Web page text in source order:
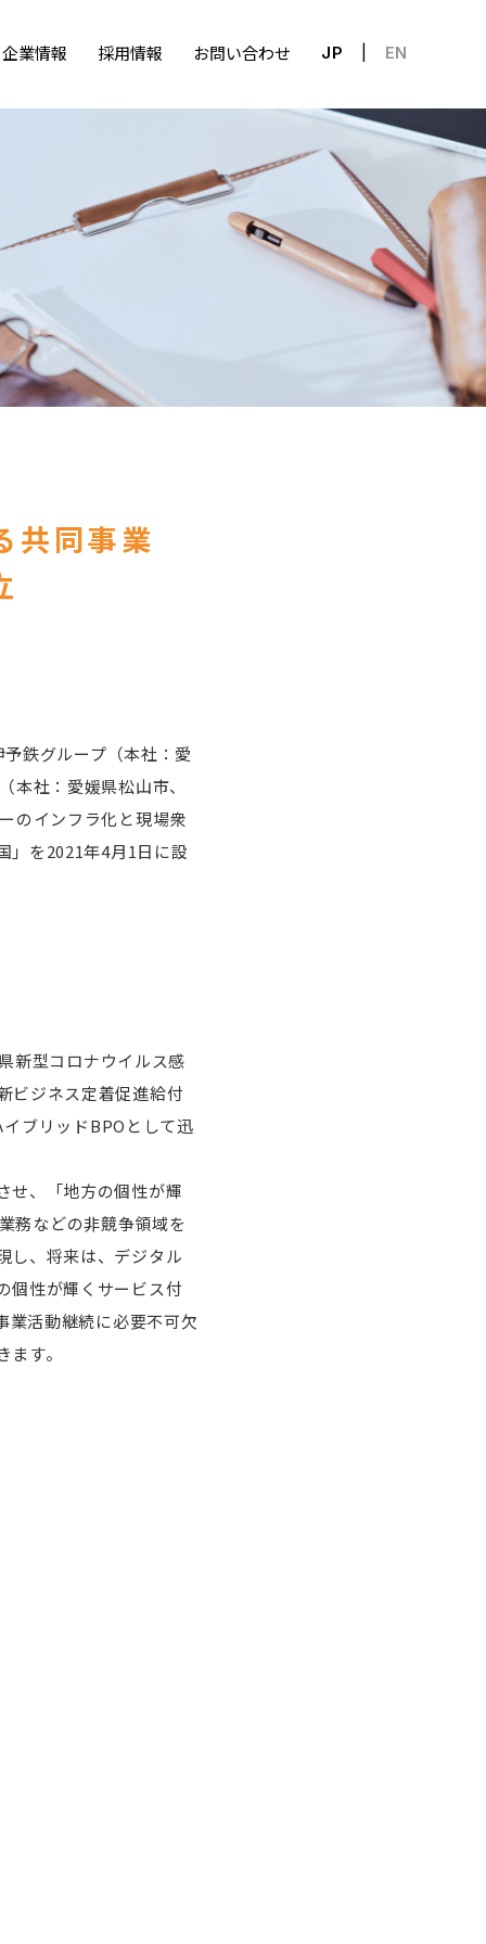
企業情報 採用情報 お問い合わせ EN
JP
共同事業
鉄グループ（本社：愛
社：愛媛県松山市、
のインフラ化と現場衆
」を2021年4月1日に設
新型コロナウイルス感
ビジネス定着促進給付
ブリッドBPOとして迅
せ、「地方の個性が輝
務などの非競争領域を
し、将来は、デジタル
個性が輝くサービス付
業活動継続に必要不可欠
す。